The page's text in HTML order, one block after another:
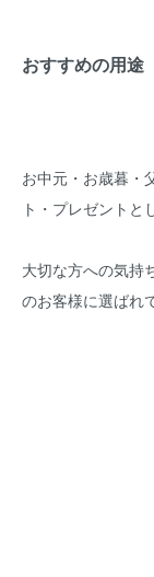
おすすめの用途
お中元・お歳暮・
ト・プレゼントと
大切な方への気持
のお客様に選ばれ